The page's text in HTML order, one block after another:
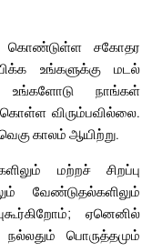
கொண்டுள்ள சகோதர
உங்களுக்கு மடல்
உங்களோடு நாங்கள்
விரும்பவில்லை.
காலம் ஆயிற்று.
மற்றச் சிறப்பு
வேண்டுதல்களிலும்
ஏனெனில்
பொருத்தமும்